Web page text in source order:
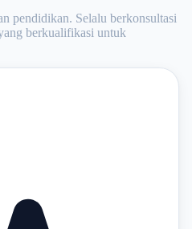
pendidikan. Selalu berkonsultasi
berkualifikasi untuk